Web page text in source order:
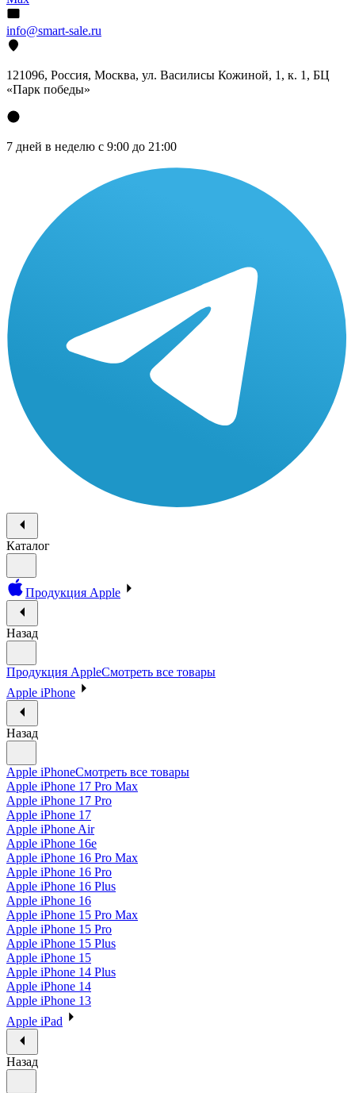
info@smart-sale.ru
121096, Россия, Москва, ул. Василисы Кожиной, 1, к. 1, БЦ
«Парк победы»
7 дней в неделю с 9:00 до 21:00
Каталог
Продукция Apple
Назад
Продукция AppleСмотреть все товары
Apple iPhone
Назад
Apple iPhoneСмотреть все товары
Apple iPhone 17 Pro Max
Apple iPhone 17 Pro
Apple iPhone 17
Apple iPhone Air
Apple iPhone 16e
Apple iPhone 16 Pro Max
Apple iPhone 16 Pro
Apple iPhone 16 Plus
Apple iPhone 16
Apple iPhone 15 Pro Max
Apple iPhone 15 Pro
Apple iPhone 15 Plus
Apple iPhone 15
Apple iPhone 14 Plus
Apple iPhone 14
Apple iPhone 13
Apple iPad
Назад